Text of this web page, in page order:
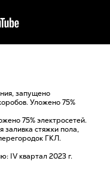
запущено
Уложено 75%
75% электросетей.
заливка стяжки пола,
ГКЛ.
IV квартал 2023 г.